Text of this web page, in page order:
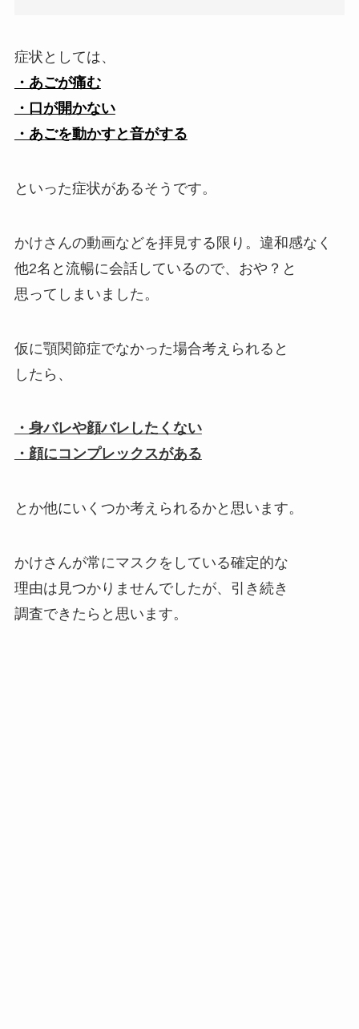
症状としては、
・あごが痛む
・口が開かない
・あごを動かすと音がする
といった症状があるそうです。
かけさんの動画などを拝見する限り。違和感なく
他2名と流暢に会話しているので、おや？と
思ってしまいました。
仮に顎関節症でなかった場合考えられると
したら、
・身バレや顔バレしたくない
・顔にコンプレックスがある
とか他にいくつか考えられるかと思います。
かけさんが常にマスクをしている確定的な
理由は見つかりませんでしたが、引き続き
調査できたらと思います。